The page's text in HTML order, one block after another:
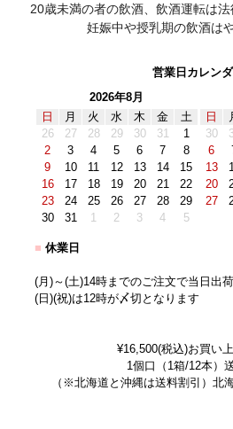
20歳未満の者の飲酒、飲酒運転は法
妊娠中や授乳期の飲酒は
営業日カレン
2026年8月
日
月 火 水 木 金
土
26
27 28 29 30 31
1
2
3 4 5 6 7
8
9
10 11 12 13 14
15
16
17 18 19 20 21
22
23
24 25 26 27 28
29
30
31 1 2 3 4 5
日
30
6
13
20
27
■ 休業日
(月)～(土)14時までのご注文で当日出荷
(日)(祝)は12時が〆切となります
¥16,500(税込)お買い
1個口（1箱/12本）
（※北海道と沖縄は送料割引）北